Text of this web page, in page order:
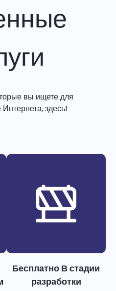
вы ищете для
здесь!
Бесплатно В стадии
разработки